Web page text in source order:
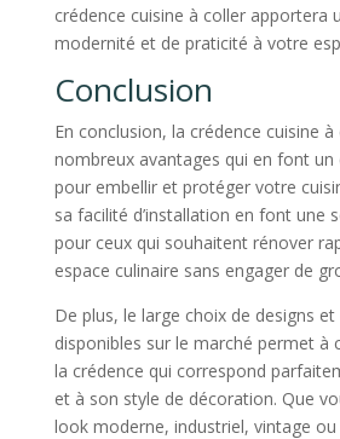
crédence cuisine à coller apportera
modernité et de praticité à votre
Conclusion
En conclusion, la crédence cuisine
nombreux avantages qui en font un
pour embellir et protéger votre
sa facilité d’installation en font une
pour ceux qui souhaitent rénover
espace culinaire sans engager de
De plus, le large choix de designs
disponibles sur le marché permet à
la crédence qui correspond
et à son style de décoration. Que
look moderne, industriel, vintage ou